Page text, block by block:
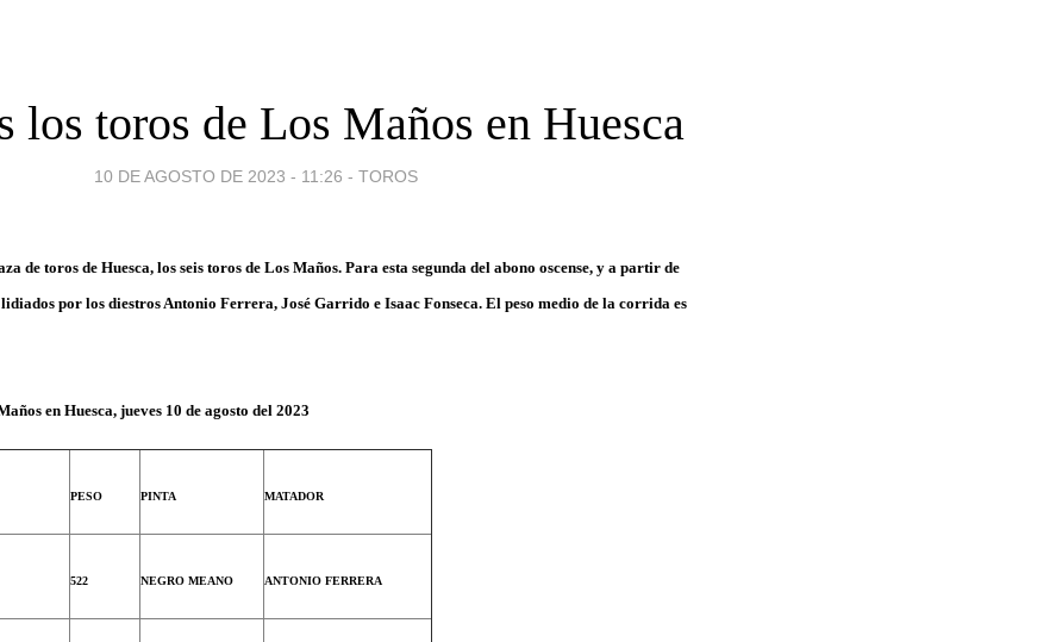
los toros de Los Maños en Huesca
10 DE AGOSTO DE 2023 - 11:26 - TOROS
de toros de Huesca, los seis toros de Los Maños. Para esta segunda del abono oscense, y a partir de
por los diestros Antonio Ferrera, José Garrido e Isaac Fonseca. El peso medio de la corrida es
en Huesca, jueves 10 de agosto del 2023
PESO PINTA MATADOR
522 NEGRO MEANO ANTONIO FERRERA